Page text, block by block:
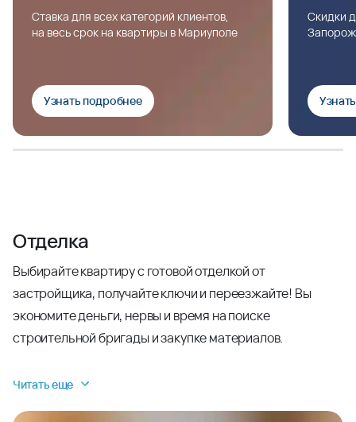
Ставка для всех категорий клиентов,
на весь срок на квартиры в Мариуполе
Узнать подробнее
Скидки
Отделка
Выбирайте квартиру с готовой отделкой от
застройщика, получайте ключи и переезжайте! Вы
экономите деньги, нервы и время на поиске
строительной бригады и закупке материалов.
Читать еще